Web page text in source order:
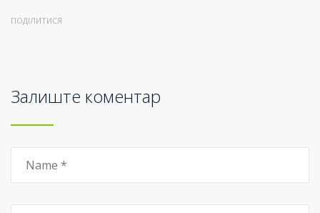
ПОДІЛИТИСЯ
Залиште коментар